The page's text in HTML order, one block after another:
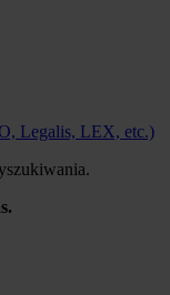
Legalis, LEX, etc.)